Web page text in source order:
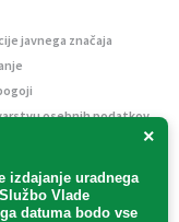
×
izdajanje uradnega
Vlade
datuma bodo vse
javnega značaja
osebnih podatkov